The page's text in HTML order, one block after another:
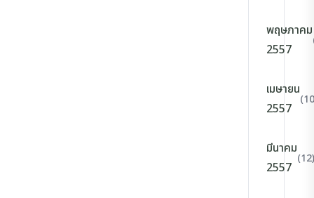
พฤษภาคม
2557
เมษายน
2557
มีนาคม
2557
(12)